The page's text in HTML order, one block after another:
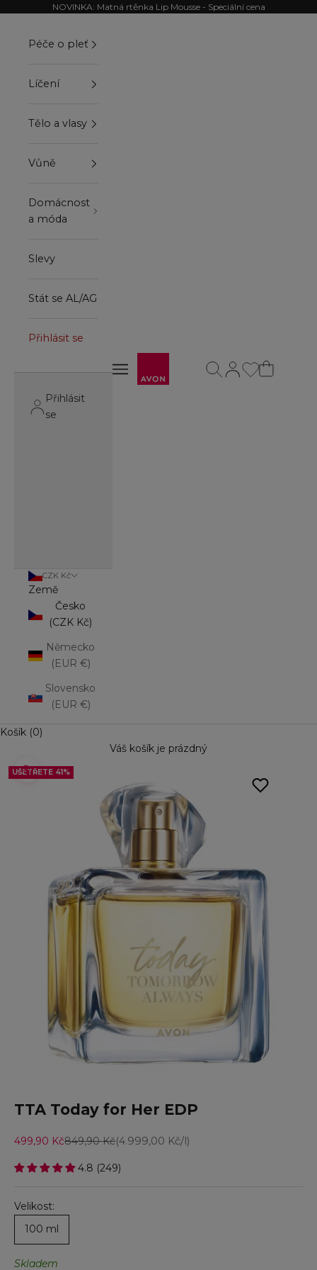
Přejít na obsahNOVINKA: Matná rtěnka Lip Mousse - Speciální cena
Otevřít navigační menu
Otevřít navigační menu
Otevřít stránku
Otevřít vyhledávání
Péče o pleť
Líčení
Tělo a vlasy
Vůně
Domácnost
a móda
Slevy
Stát se AL/AG
Přihlásit se
Přihlásit
se
CZK Kč
Země
Česko
(CZK Kč)
Německo
(EUR €)
Slovensko
(EUR €)
Košík (0)
Váš košík je prázdný
Přiblížit
UŠETŘETE 41%
UŠETŘETE 41%
TTA Today for Her EDP
Prodejní cena
499,90 KčBěžná cena
849,90 Kč(4.999,00 Kč/l)
4.8 (249)
Velikost:
100 ml
Skladem